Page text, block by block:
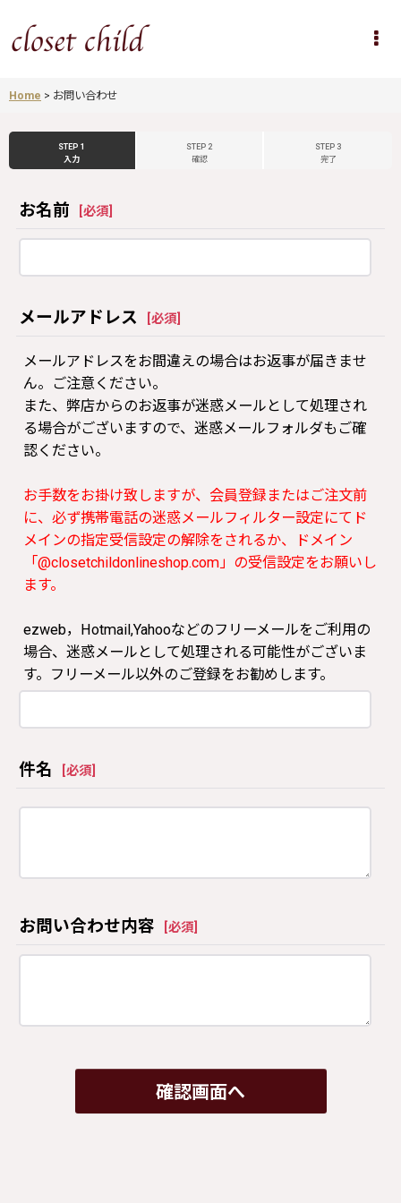
Home > お問い合わせ
STEP 1
入力
STEP 2
確認
STEP 3
完了
お名前 必須
メールアドレス 必須
メールアドレスをお間違えの場合はお返事が届きませ
ん。ご注意ください。
また、弊店からのお返事が迷惑メールとして処理され
る場合がございますので、迷惑メールフォルダもご確
認ください。
お手数をお掛け致しますが、会員登録またはご注文前
に、必ず携帯電話の迷惑メールフィルター設定にてド
メインの指定受信設定の解除をされるか、ドメイン
「@closetchildonlineshop.com」の受信設定をお願いし
ます。
ezweb，Hotmail,Yahooなどのフリーメールをご利用の
場合、迷惑メールとして処理される可能性がございま
す。フリーメール以外のご登録をお勧めします。
件名 必須
お問い合わせ内容 必須
確認画面へ